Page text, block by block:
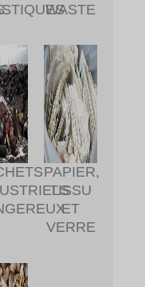
WASTE
PAPIER,
TISSU
ET
VERRE